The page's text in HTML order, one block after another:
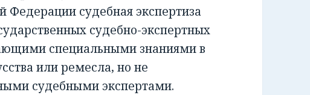
Федерации судебная экспертиза
судебно-экспертных
специальными знаниями в
или ремесла, но не
судебными экспертами.